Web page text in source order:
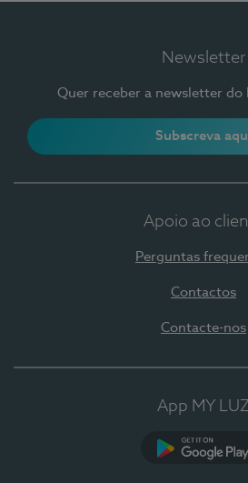
Newsletter
Quer receber a newsletter do
Subscreva
Apoio ao
Perguntas
Contactos
Contacte-nos
App MY